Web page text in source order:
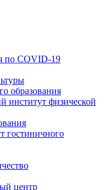
по COVID-19
образования
институт физической
гостиничного
центр